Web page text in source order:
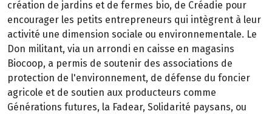
création de jardins et de fermes bio, de Créadie pour
encourager les petits entrepreneurs qui intègrent à leur
activité une dimension sociale ou environnementale. Le
Don militant, via un arrondi en caisse en magasins
Biocoop, a permis de soutenir des associations de
protection de l'environnement, de défense du foncier
agricole et de soutien aux producteurs comme
Générations futures, la Fadear, Solidarité paysans, ou